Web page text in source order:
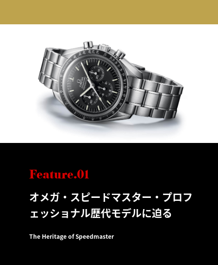
Feature.01
オメガ・スピードマスター・プロフ
ェッショナル歴代モデルに迫る
The Heritage of Speedmaster